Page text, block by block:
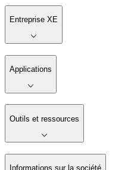
Entreprise XE
Applications
Outils et ressources
Informations sur la société